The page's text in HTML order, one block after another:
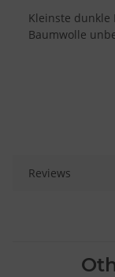
Kleinste dunkle
Baumwolle
Reviews